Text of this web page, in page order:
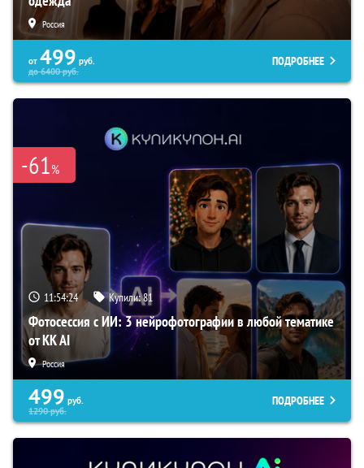
Россия
от 499 руб.
до6400руб.
ПОДРОБНЕЕ
-61%
11:54:23 Купили:81
Фотосессия с ИИ: 3 нейрофотографии в любой тематике
от KK AI
Россия
499 руб.
1290руб.
ПОДРОБНЕЕ